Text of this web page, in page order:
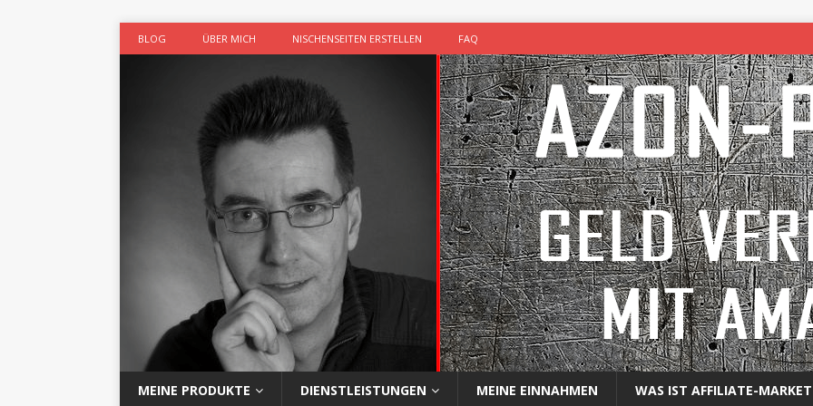
BLOG ÜBER MICH NISCHENSEITEN ERSTELLEN FAQ
MEINE PRODUKTE DIENSTLEISTUNGEN MEINE EINNAHMEN WAS IST AFFILIATE-